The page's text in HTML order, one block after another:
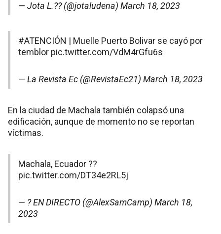
— Jota L.?? (@jotaludena) March 18, 2023
#ATENCIÓN | Muelle Puerto Bolivar se cayó por
temblor pic.twitter.com/VdM4rGfu6s
— La Revista Ec (@RevistaEc21) March 18, 2023
En la ciudad de Machala también colapsó una
edificación, aunque de momento no se reportan
víctimas.
Machala, Ecuador ??
pic.twitter.com/DT34e2RL5j
— ? EN DIRECTO (@AlexSamCamp) March 18,
2023